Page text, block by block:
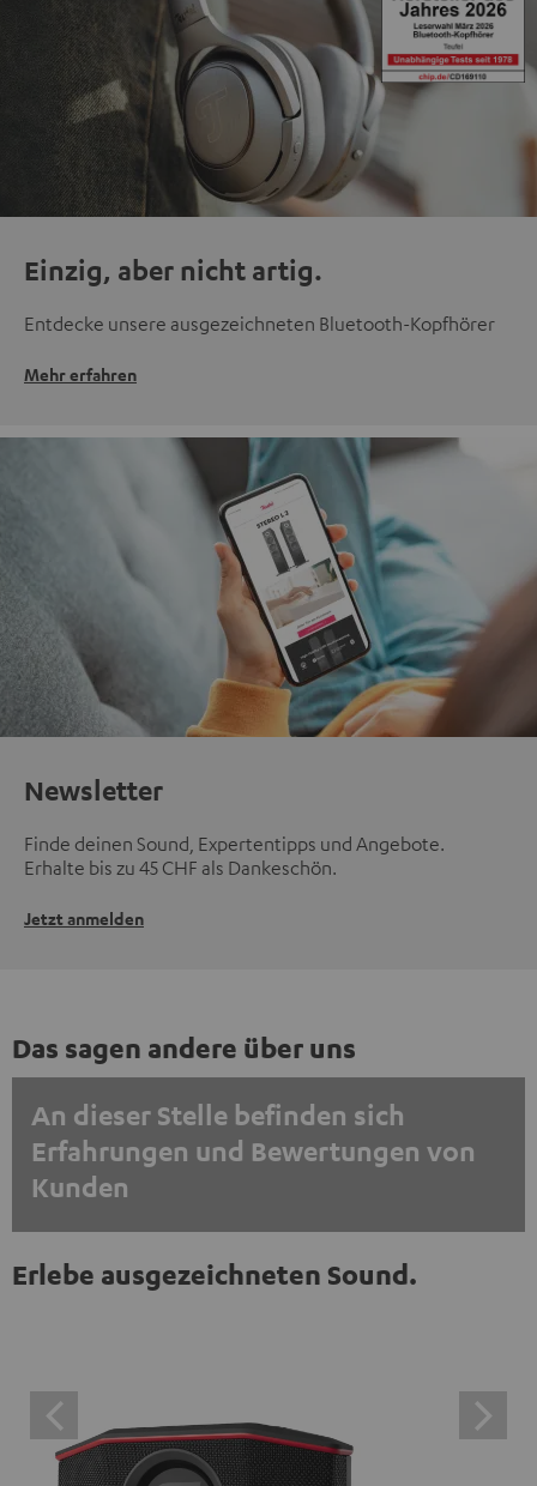
Einzig, aber nicht artig.
Entdecke unsere ausgezeichneten Bluetooth-Kopfhörer
Mehr erfahren
Newsletter
Finde deinen Sound, Expertentipps und Angebote.
Erhalte bis zu 45 CHF als Dankeschön.
Jetzt anmelden
Das sagen andere über uns
An dieser Stelle befinden sich
Erfahrungen und Bewertungen von
Kunden
EINMALIG ZUSTIMMEN UND ANZEIGEN
werden. Mit dem Anklicken des Inhalts wird zugestimmt,
dass externe Inhalte angezeigt werden. Dabei können
Erlebe ausgezeichneten Sound.